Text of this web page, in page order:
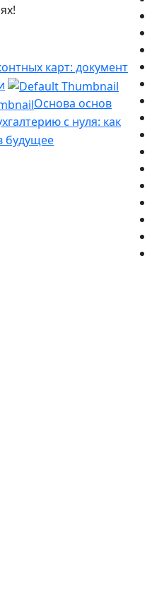
карт: документ
Основа основ
с нуля: как
будущее